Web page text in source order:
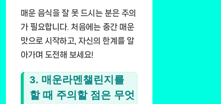
매운 음식을 잘 못 드시는 분은 주의
가 필요합니다. 처음에는 중간 매운
맛으로 시작하고, 자신의 한계를 알
아가며 도전해 보세요!
3. 매운라멘챌린지를
할 때 주의할 점은 무엇